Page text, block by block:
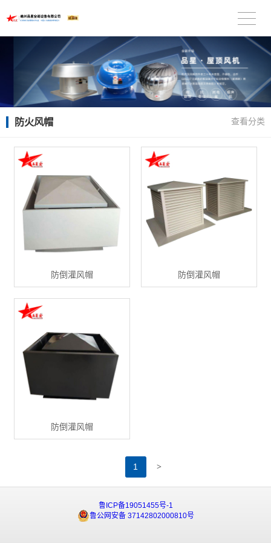
防火风帽 查看分类
防倒灌风帽 防倒灌风帽
防倒灌风帽
1 >
鲁ICP备19051455号-1
鲁公网安备 37142802000810号